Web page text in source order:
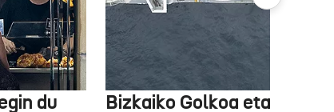
du
Bizkaiko Golkoa eta